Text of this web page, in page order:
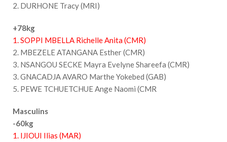
2. DURHONE Tracy (MRI)
+78kg
1. SOPPI MBELLA Richelle Anita (CMR)
2. MBEZELE ATANGANA Esther (CMR)
3. NSANGOU SECKE Mayra Evelyne Shareefa (CMR)
3. GNACADJA AVARO Marthe Yokebed (GAB)
5. PEWE TCHUETCHUE Ange Naomi (CMR
Masculins
-60kg
1. IJIOUI Ilias (MAR)